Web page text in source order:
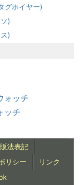
グホイヤー)
)
)
ォッチ
ッチ
法表記
リシー
リンク